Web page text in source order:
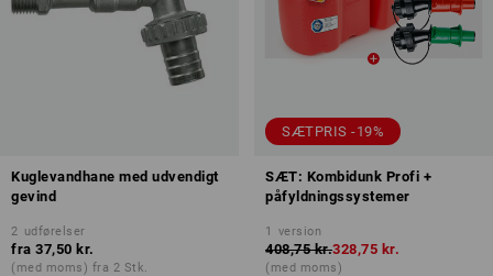
Kuglevandhane med udvendigt
gevind
2 udførelser
fra 37,50 kr.
(med moms) fra 2 Stk.
SÆTPRIS -19%
SÆT: Kombidunk Profi +
påfyldningssystemer
1 version
408,75 kr.328,75 kr.
(med moms)